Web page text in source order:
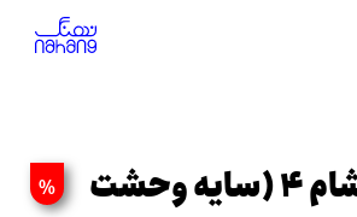
%
وبلاگ خون‌آشام 4 (سایه وحشت